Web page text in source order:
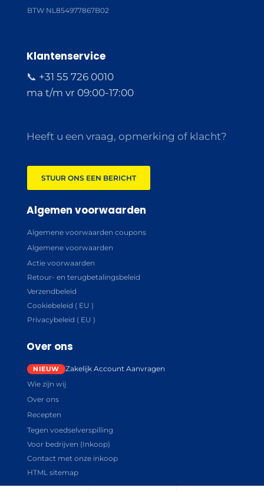
BTW NL854977867B02
Klantenservice
📞 +31 55 726 0010
ma t/m vr 09:00-17:00
Heeft u een vraag, opmerking of klacht?
STUUR ONS EEN BERICHT
Algemen voorwaarden
Algemene voorwaarden coupons
Algemene voorwaarden
Actie voorwaarden
Retour- en terugbetalingsbeleid
Verzendbeleid
Cookiebeleid ( EU )
Privacybeleid ( EU )
Over ons
Zakelijk Account Aanvragen
Wie zijn wij
Over ons
Recepten
Tegen voedselverspilling
Voor bedrijven (Inkoop)
Contact met onze inkoop
HTML sitemap